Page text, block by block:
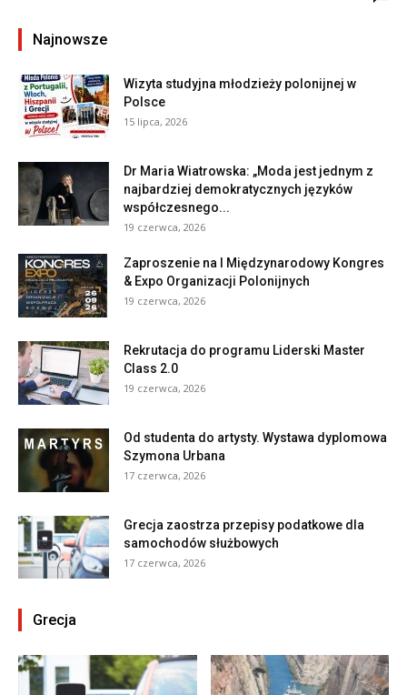
Najnowsze
Wizyta studyjna młodzieży polonijnej w
Polsce
15 lipca, 2026
Dr Maria Wiatrowska: „Moda jest jednym z
najbardziej demokratycznych języków
współczesnego...
19 czerwca, 2026
Zaproszenie na I Międzynarodowy Kongres
& Expo Organizacji Polonijnych
19 czerwca, 2026
Rekrutacja do programu Liderski Master
Class 2.0
19 czerwca, 2026
Od studenta do artysty. Wystawa dyplomowa
Szymona Urbana
17 czerwca, 2026
Grecja zaostrza przepisy podatkowe dla
samochodów służbowych
17 czerwca, 2026
Grecja